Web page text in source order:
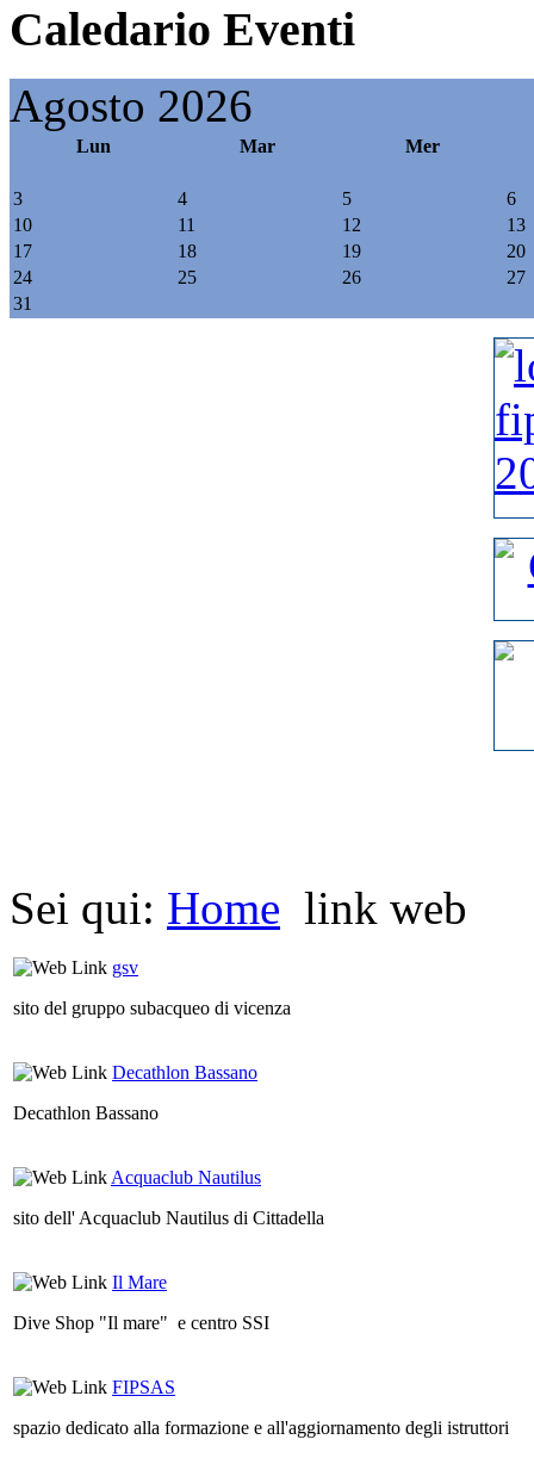
Caledario Eventi
Agosto 2026
Lun Mar Mer
3 4 5
6
10
11 12
13
17
18 19
20
24
25 26
27
31
Sei qui: Home link web
gsv
sito del gruppo subacqueo di vicenza
Decathlon Bassano
Decathlon Bassano
Acquaclub Nautilus
sito dell' Acquaclub Nautilus di Cittadella
Il Mare
Dive Shop "Il mare" e centro SSI
FIPSAS
spazio dedicato alla formazione e all'aggiornamento degli istruttori